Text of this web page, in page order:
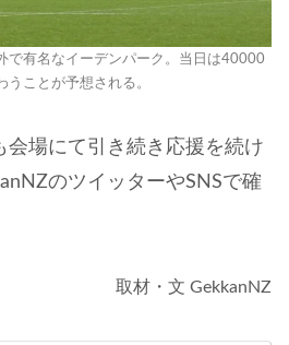
で有名なイーデンパーク。当日は40000
うことが予想される。
会場にて引き続き応援を続け
のツイッターやSNSで確
取材・文 GekkanNZ